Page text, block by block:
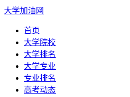
大学加油网
首页
大学院校
大学排名
大学专业
专业排名
高考动态